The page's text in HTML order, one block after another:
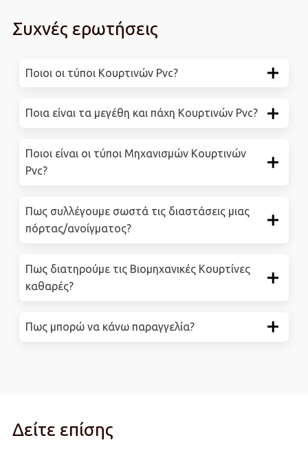
Συχνές ερωτήσεις
Ποιοι οι τύποι Κουρτινών Pvc?
Ποια είναι τα μεγέθη και πάχη Κουρτινών Pvc?
Ποιοι είναι οι τύποι Μηχανισμών Κουρτινών
Pvc?
Πως συλλέγουμε σωστά τις διαστάσεις μιας
πόρτας/ανοίγματος?
Πως διατηρούμε τις Βιομηχανικές Κουρτίνες
καθαρές?
Πως μπορώ να κάνω παραγγελία?
Δείτε επίσης